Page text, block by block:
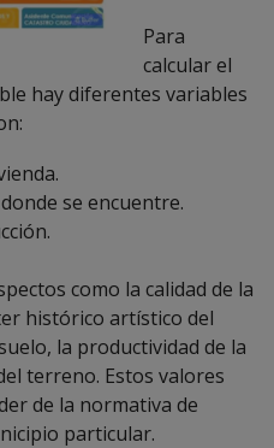
Para
calcular el
hay diferentes variables
se encuentre.
como la calidad de la
histórico artístico del
la productividad de la
terreno. Estos valores
de la normativa de
particular.